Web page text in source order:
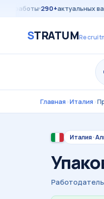
работы 290+актуальных
STRATUM
Главная›Италия›
Италия ·